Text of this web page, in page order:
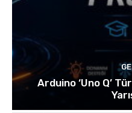
Arduino ‘Uno Q’